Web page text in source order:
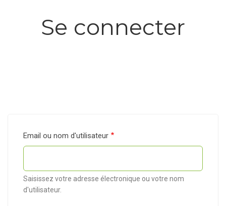
Se connecter
Email ou nom d'utilisateur
Saisissez votre adresse électronique ou votre nom
d'utilisateur.